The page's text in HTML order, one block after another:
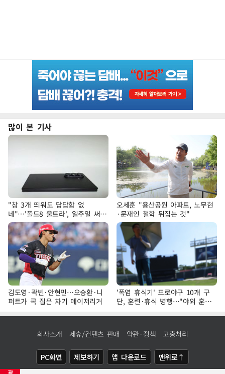
광
많이 본 기사
"창 3개 띄워도 답답함 없
네"…'폴드8 울트라', 일주일 써보
니
오세훈 "용산공원 아파트, 노무현
·문재인 철학 뒤집는 것"
김도영·곽빈·안현민…오승환·니
퍼트가 콕 집은 차기 메이저리거
'폭염 휴식기' 프로야구 10개 구
단, 훈련·휴식 병행…"야외 훈련
해도 안전 최우선"
회사소개 제휴/컨텐츠 판매 약관·정책 고충처리
PC화면 제보하기 앱 다운로드 맨위로↑